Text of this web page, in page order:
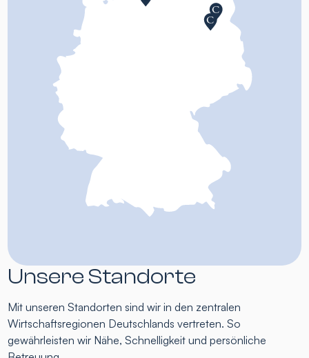
Unsere Standorte
Mit unseren Standorten sind wir in den zentralen
Wirtschaftsregionen Deutschlands vertreten. So
gewährleisten wir Nähe, Schnelligkeit und persönliche